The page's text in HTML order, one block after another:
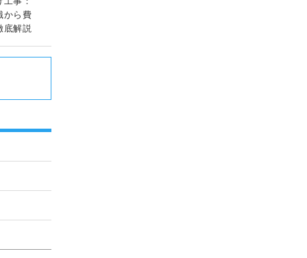
から費
底解説